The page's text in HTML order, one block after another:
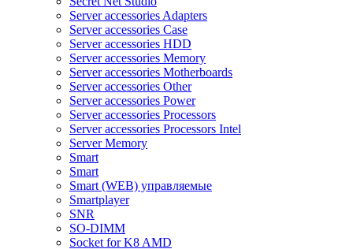
Server accessories Adapters
Server accessories Case
Server accessories HDD
Server accessories Memory
Server accessories Motherboards
Server accessories Other
Server accessories Power
Server accessories Processors
Server accessories Processors Intel
Server Memory
Smart
Smart
Smart (WEB) управляемые
Smartplayer
SNR
SO-DIMM
Socket for K8 AMD